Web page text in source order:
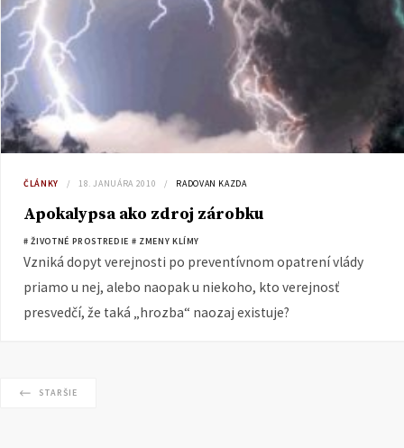
ČLÁNKY 18. JANUÁRA 2010 RADOVAN KAZDA
Apokalypsa ako zdroj zárobku
# ŽIVOTNÉ PROSTREDIE # ZMENY KLÍMY
Vzniká dopyt verejnosti po preventívnom opatrení vlády
priamo u nej, alebo naopak u niekoho, kto verejnosť
presvedčí, že taká „hrozba“ naozaj existuje?
STARŠIE